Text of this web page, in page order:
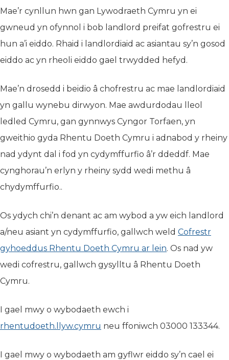
Mae’r cynllun hwn gan Lywodraeth Cymru yn ei
gwneud yn ofynnol i bob landlord preifat gofrestru ei
hun a’i eiddo. Rhaid i landlordiaid ac asiantau sy’n gosod
eiddo ac yn rheoli eiddo gael trwydded hefyd.
Mae’n drosedd i beidio â chofrestru ac mae landlordiaid
yn gallu wynebu dirwyon. Mae awdurdodau lleol
ledled Cymru, gan gynnwys Cyngor Torfaen, yn
gweithio gyda Rhentu Doeth Cymru i adnabod y rheiny
nad ydynt dal i fod yn cydymffurfio â’r ddeddf. Mae
cynghorau’n erlyn y rheiny sydd wedi methu â
chydymffurfio..
Os ydych chi’n denant ac am wybod a yw eich landlord
a/neu asiant yn cydymffurfio, gallwch weld Cofrestr
gyhoeddus Rhentu Doeth Cymru ar lein(yn agor
. Os nad yw
wedi cofrestru, gallwch gysylltu â Rhentu Doeth
Cymru.
I gael mwy o wybodaeth ewch i
rhentudoeth.llyw.cymru (yn agor mewn tab newydd)
neu ffoniwch 03000 133344.
I gael mwy o wybodaeth am gyflwr eiddo sy’n cael ei